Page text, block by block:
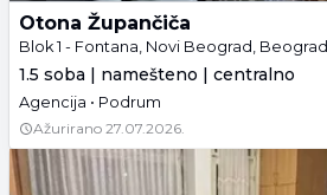
Otona Župančiča
Blok 1 - Fontana, Novi Beograd, Beograd
1.5 soba | namešteno | centralno
Agencija • Podrum
Ažurirano 27.07.2026.